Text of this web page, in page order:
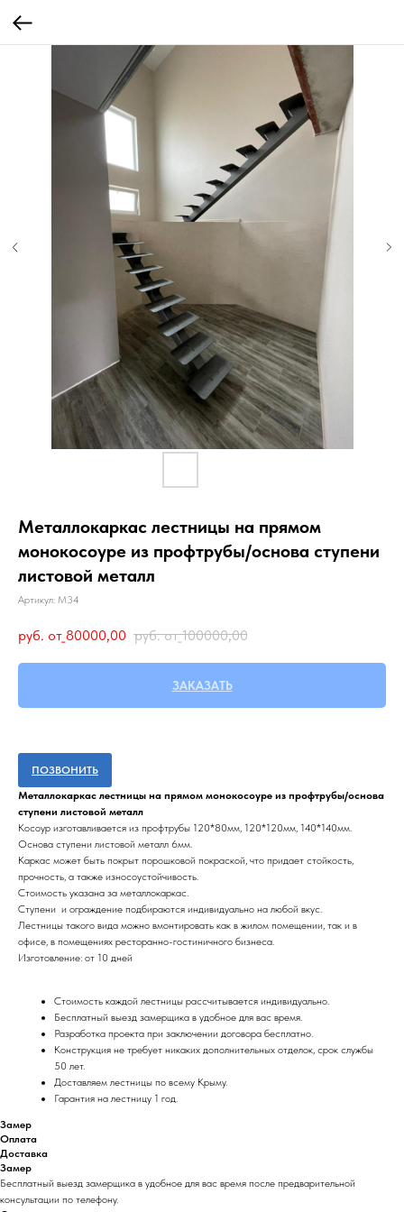
Металлокаркас лестницы на прямом
монокосоуре из профтрубы/основа ступени
листовой металл
Артикул: М34
руб. от_ 80000,00 руб. от_100000,00
ЗАКАЗАТЬ
ПОЗВОНИТЬ
Металлокаркас лестницы на прямом монокосоуре из профтрубы/основа
ступени листовой металл
Косоур изготавливается из профтрубы 120*80мм, 120*120мм, 140*140мм.
Основа ступени листовой металл 6мм.
Каркас может быть покрыт порошковой покраской, что придает стойкость,
прочность, а также износоустойчивость.
Стоимость указана за металлокаркас.
Ступени и ограждение подбираются индивидуально на любой вкус.
Лестницы такого вида можно вмонтировать как в жилом помещении, так и в
офисе, в помещениях ресторанно-гостиничного бизнеса.
Изготовление: от 10 дней
Стоимость каждой лестницы рассчитывается индивидуально.
Бесплатный выезд замерщика в удобное для вас время.
Разработка проекта при заключении договора бесплатно.
Конструкция не требует никаких дополнительных отделок, срок службы
50 лет.
Доставляем лестницы по всему Крыму.
Гарантия на лестницу 1 год.
Замер
Оплата
Доставка
Замер
Бесплатный выезд замерщика в удобное для вас время после предварительной
консультации по телефону.